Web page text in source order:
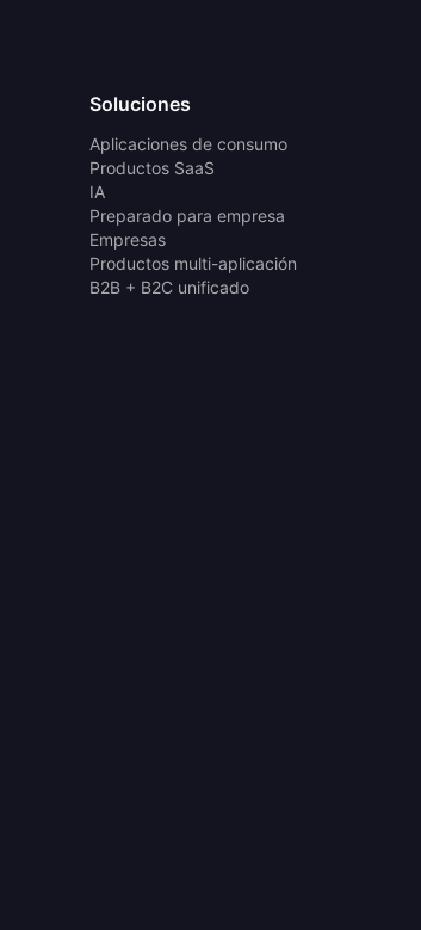
Soluciones
Aplicaciones de consumo
Productos SaaS
IA
Preparado para empresa
Empresas
Productos multi-aplicación
B2B + B2C unificado